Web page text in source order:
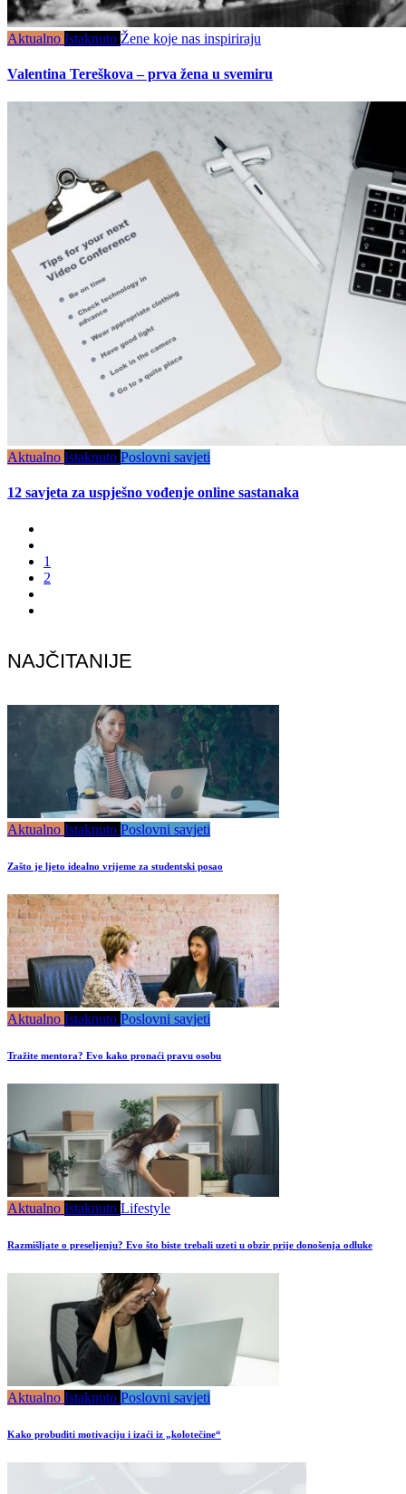
Aktualno Istaknuto Žene koje nas inspiriraju
Valentina Tereškova – prva žena u svemiru
Aktualno Istaknuto Poslovni savjeti
12 savjeta za uspješno vođenje online sastanaka
1
2
NAJČITANIJE
Aktualno Istaknuto Poslovni savjeti
Zašto je ljeto idealno vrijeme za studentski posao
Aktualno Istaknuto Poslovni savjeti
Tražite mentora? Evo kako pronaći pravu osobu
Aktualno Istaknuto Lifestyle
Razmišljate o preseljenju? Evo što biste trebali uzeti u obzir prije donošenja odluke
Aktualno Istaknuto Poslovni savjeti
Kako probuditi motivaciju i izaći iz „kolotečine“